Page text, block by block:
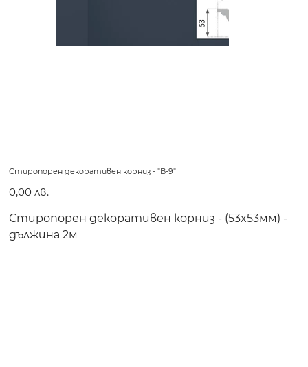
Стиропорен декоративен корниз - "B-9"
Цена
0,00 лв.
Стиропорен декоративен корниз - (53x53мм) -
дължина 2м